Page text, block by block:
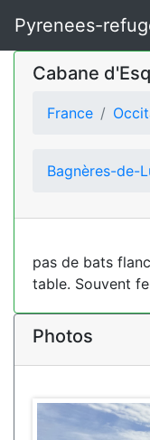
Pyrenees-
Cabane
France
Bagnères-de-
pas de bats
table. Souvent
Photos